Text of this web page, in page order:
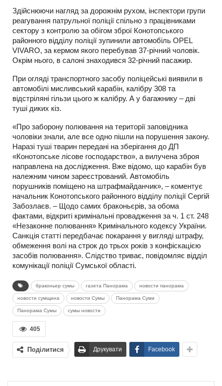
Здійснюючи нагляд за дорожнім рухом, інспектори групи
реагування патрульної поліції спільно з працівниками
сектору з контролю за обігом зброї Конотопського
районного відділу поліції зупинили автомобіль OPEL
VIVARO, за кермом якого перебував 37-річний чоловік.
Окрім нього, в салоні знаходився 32-річний пасажир.
При огляді транспортного засобу поліцейські виявили в
автомобілі мисливський карабін, калібру 308 та
відстріляні гільзи цього ж калібру. А у багажнику – дві
туші диких кіз.
«Про заборону полювання на території заповідника
чоловіки знали, але все одно пішли на порушення закону.
Наразі туші тварин передані на зберігання до ДП
«Конотопське лісове господарство», а вилучена зброя
направлена на дослідження. Вже відомо, що карабін був
належним чином зареєстрований. Автомобіль
порушників поміщено на штрафмайданчик», – коментує
начальник Конотопського районного відділу поліції Сергій
Забозлаєв. – Щодо самих браконьєрів, за обома
фактами, відкриті кримінальні провадження за ч. 1 ст. 248
«Незаконне полювання» Кримінального кодексу України.
Санкція статті передбачає покарання у вигляді штрафу,
обмеження волі на строк до трьох років з конфіскацією
засобів полювання». Слідство триває, повідомляє відділ
комунікації поліції Сумської області.
браконьер сумы газета Панорама новости панорама
новости сумщина новости Сумы Панорама Суми
Панорама Сумы сумы новости
405
Поділитися Друкувати Facebook